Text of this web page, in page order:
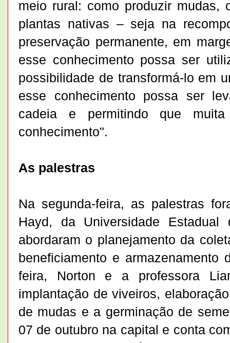
meio rural: como produzir mudas,
plantas nativas – seja na
preservação permanente, em
esse conhecimento possa ser
possibilidade de transformá-lo em
esse conhecimento possa ser
cadeia e permitindo que
conhecimento".
As palestras
Na segunda-feira, as palestras
Hayd, da Universidade
abordaram o planejamento da
beneficiamento e
feira, Norton e a professora
implantação de viveiros,
de mudas e a germinação de
07 de outubro na capital e conta